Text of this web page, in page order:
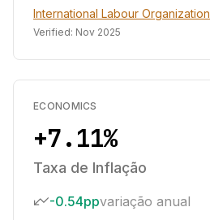
International Labour Organization
Verified: Nov 2025
ECONOMICS
+7.11%
Taxa de Inflação
-0.54ppvariação anual